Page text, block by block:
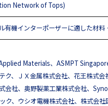
Network of Tops)
有機インターポーザーに適した材
Materials、ASMPT
ク、ＪＸ金属株式会社、花王株式
会社、奥野製薬工業株式会社、
ク、ウシオ電機株式会社、株式会